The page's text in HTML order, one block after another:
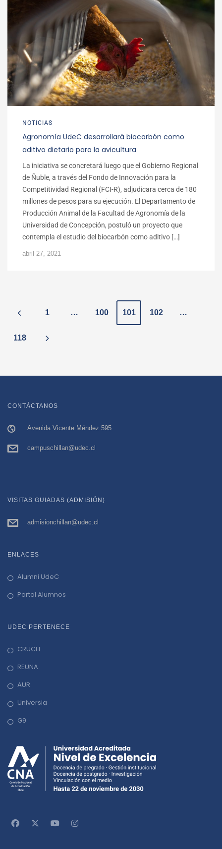
NOTICIAS
Agronomía UdeC desarrollará biocarbón como
aditivo dietario para la avicultura
La iniciativa se concretará luego que el Gobierno Regional
de Ñuble, a través del Fondo de Innovación para la
Competitividad Regional (FCI-R), adjudicara cerca de 180
millones de pesos para su ejecución. El Departamento de
Producción Animal de la Facultad de Agronomía de la
Universidad de Concepción, postuló un proyecto que
contempla el estudio del biocarbón como aditivo […]
abril 27, 2021
P
o
t
s
n
a
i
g
t
i
o
n
1 … 100 101 102 …
118
CONTÁCTANOS
Avenida Vicente Méndez 595
campuschillan@udec.cl
VISITAS GUIADAS (ADMISIÓN)
admisionchillan@udec.cl
ENLACES
Alumni UdeC
Portal Alumnos
UDEC PERTENECE
CRUCH
REUNA
AUR
Universia
G9